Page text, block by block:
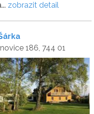
zobrazit detail
186, 744 01